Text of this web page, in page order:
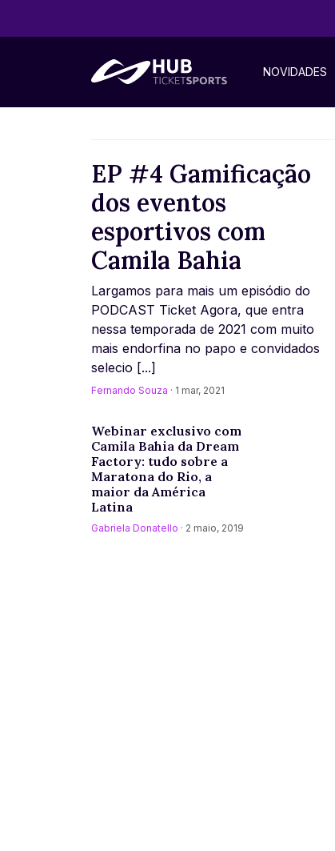
NOVIDADES
EP #4 Gamificação
dos eventos
esportivos com
Camila Bahia
Largamos para mais um episódio do
PODCAST Ticket Agora, que entra
nessa temporada de 2021 com muito
mais endorfina no papo e convidados
selecio [...]
Fernando Souza · 1 mar, 2021
Webinar exclusivo com
Camila Bahia da Dream
Factory: tudo sobre a
Maratona do Rio, a
maior da América
Latina
Gabriela Donatello · 2 maio, 2019